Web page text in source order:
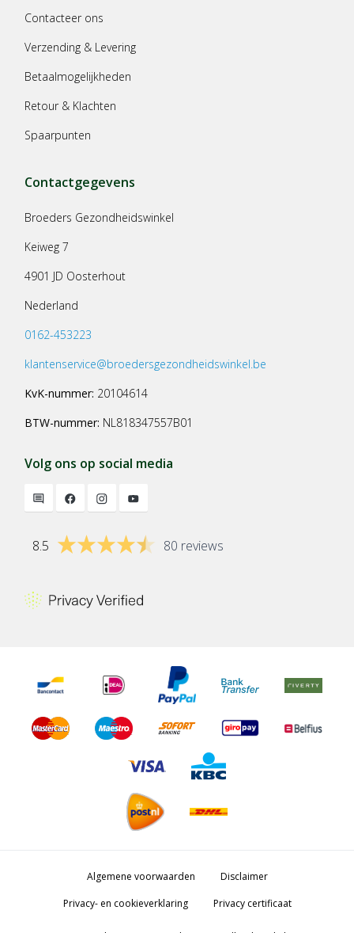
Contacteer ons
Verzending & Levering
Betaalmogelijkheden
Retour & Klachten
Spaarpunten
Contactgegevens
Broeders Gezondheidswinkel
Keiweg 7
4901 JD Oosterhout
Nederland
0162-453223
klantenservice@broedersgezondheidswinkel.be
KvK-nummer: 20104614
BTW-nummer: NL818347557B01
Volg ons op social media
8.5 80 reviews
Algemene voorwaarden
Disclaimer
Privacy- en cookieverklaring
Privacy certificaat